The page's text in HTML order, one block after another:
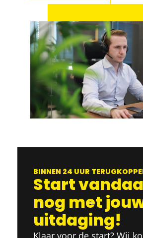
BINNEN 24 UUR
Start
nog met
uitdaging!